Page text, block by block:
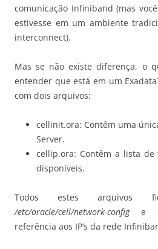
comunicação Infiniband (mas
estivesse em um ambiente
interconnect).
Mas se não existe diferença, o
entender que está em um
com dois arquivos:
cellinit.ora: Contêm uma
Server.
cellip.ora: Contêm a lista de
disponíveis.
Todos estes arquivos
/etc/oracle/cell/network-confige os
referência aos IP’s da rede